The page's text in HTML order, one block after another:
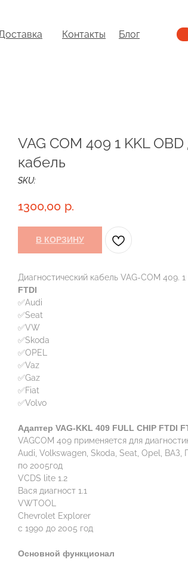
Блог
Контакты
VAG COM 409 1 KKL
кабель
SKU:
1300,00 р.
В КОРЗИНУ
Диагностический кабель VAG-COM 409.
FTDI
✅Audi
✅Seat
✅VW
✅Skoda
✅OPEL
✅Vaz
✅Gaz
✅Fiat
✅Volvo
Адаптер VAG-KKL 409 FULL CHIP FTDI
VAGCOM 409 применяется для
Audi, Volkswagen, Skoda, Seat, Opel, ВАЗ,
по 2005год
VCDS lite 1.2
Вася диагност 1.1
VWTOOL
Chevrolet Explorer
с 1990 до 2005 год
Основной функционал